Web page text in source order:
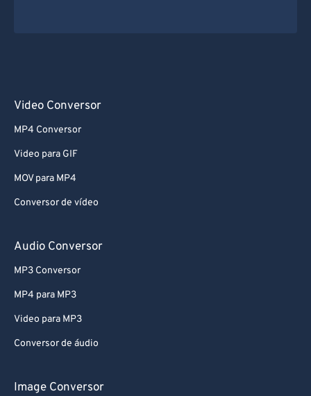
Video Conversor
MP4 Conversor
Video para GIF
MOV para MP4
Conversor de vídeo
Audio Conversor
MP3 Conversor
MP4 para MP3
Video para MP3
Conversor de áudio
Image Conversor